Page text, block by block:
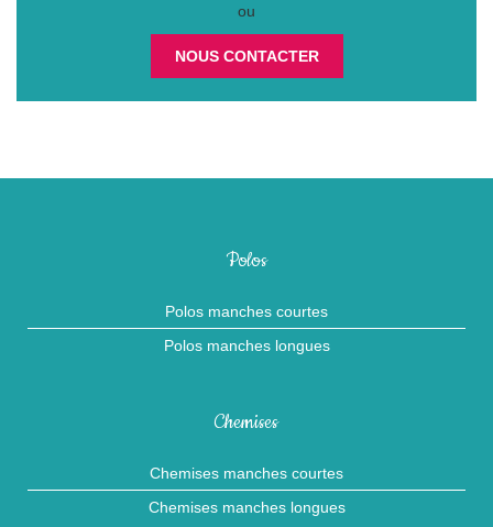
ou
NOUS CONTACTER
Polos
Polos manches courtes
Polos manches longues
Chemises
Chemises manches courtes
Chemises manches longues